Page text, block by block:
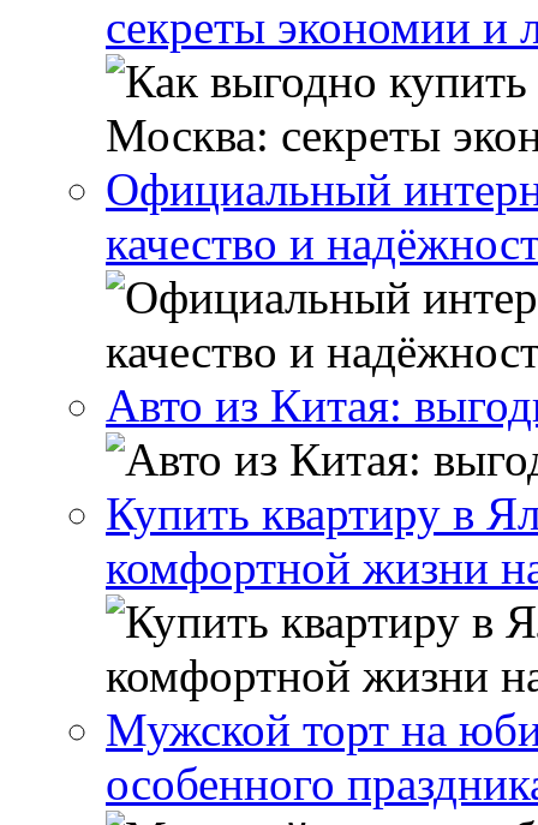
секреты экономии и
Официальный
качество и
Авто из Китая:
Купить квартиру в
комфортной жизни
Мужской торт на
особенного